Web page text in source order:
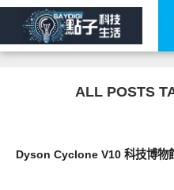
ALL POSTS
Dyson Cyclone V10 科技博物